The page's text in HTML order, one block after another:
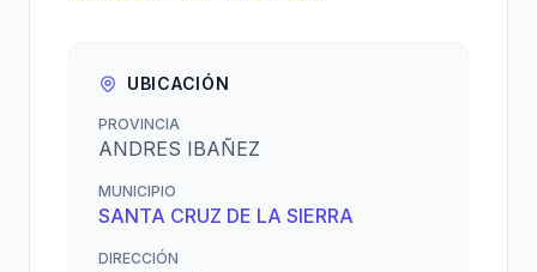
UBICACIÓN
PROVINCIA
ANDRES IBAÑEZ
MUNICIPIO
SANTA CRUZ DE LA SIERRA
DIRECCIÓN